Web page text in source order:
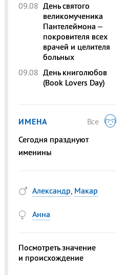
09.08 День святого
великомученика
Пантелеймона –
покровителя всех
врачей и целителя
больных
09.08 День книголюбов
(Book Lovers Day)
ИМЕНА
Все
Сегодня празднуют
именины
Александр, Макар
Анна
Посмотреть значение
и происхождение